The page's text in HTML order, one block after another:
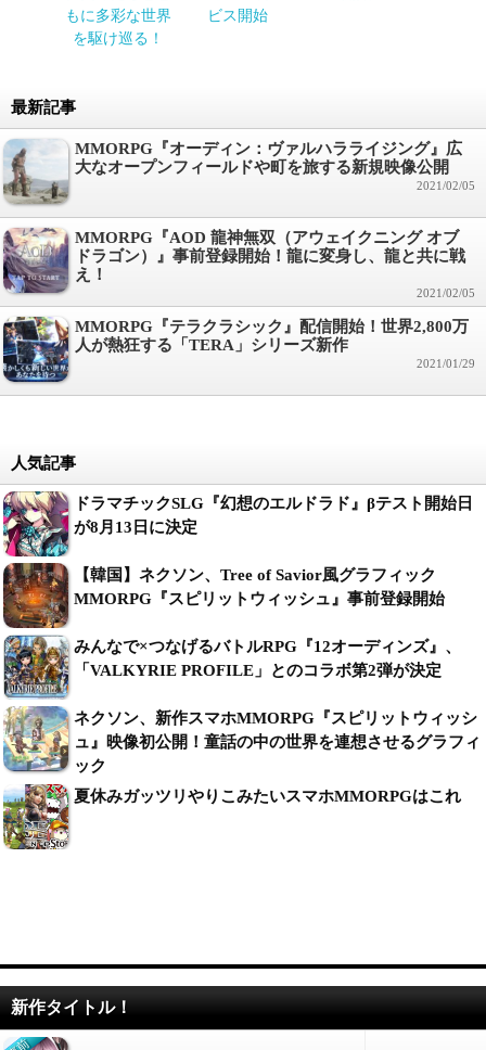
もに多彩な世界
を駆け巡る！
ビス開始
最新記事
MMORPG『オーディン：ヴァルハラライジング』広
大なオープンフィールドや町を旅する新規映像公開
2021/02/05
MMORPG『AOD 龍神無双（アウェイクニング オブ
ドラゴン）』事前登録開始！龍に変身し、龍と共に戦
え！
2021/02/05
MMORPG『テラクラシック』配信開始！世界2,800万
人が熱狂する「TERA」シリーズ新作
2021/01/29
人気記事
ドラマチックSLG『幻想のエルドラド』βテスト開始日
が8月13日に決定
【韓国】ネクソン、Tree of Savior風グラフィック
MMORPG『スピリットウィッシュ』事前登録開始
みんなで×つなげるバトルRPG『12オーディンズ』、
「VALKYRIE PROFILE」とのコラボ第2弾が決定
ネクソン、新作スマホMMORPG『スピリットウィッシ
ュ』映像初公開！童話の中の世界を連想させるグラフィ
ック
夏休みガッツリやりこみたいスマホMMORPGはこれ
新作タイトル！